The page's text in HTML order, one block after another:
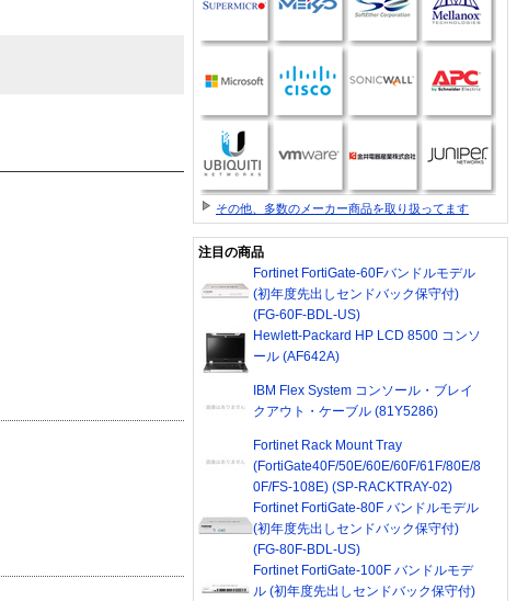
その他、多数のメーカー商品を取り扱ってます
注目の商品
Fortinet FortiGate-60Fバンドルモデル
(初年度先出しセンドバック保守付)
(FG-60F-BDL-US)
Hewlett-Packard HP LCD 8500 コンソ
ール (AF642A)
IBM Flex System コンソール・ブレイ
クアウト・ケーブル (81Y5286)
Fortinet Rack Mount Tray
(FortiGate40F/50E/60E/60F/61F/80E/8
0F/FS-108E) (SP-RACKTRAY-02)
Fortinet FortiGate-80F バンドルモデル
(初年度先出しセンドバック保守付)
(FG-80F-BDL-US)
Fortinet FortiGate-100F バンドルモデ
ル (初年度先出しセンドバック保守付)